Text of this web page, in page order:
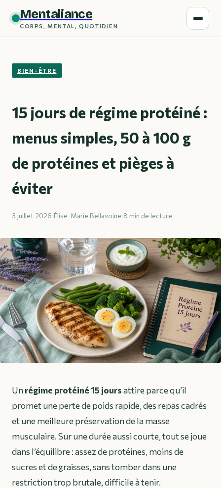
Mentaliance
CORPS, MENTAL, QUOTIDIEN
BIEN-ÊTRE
15 jours de régime protéiné :
menus simples, 50 à 100 g
de protéines et pièges à
éviter
3 juillet 2026·Élise-Marie Bellavoine·8 min de lecture
Unrégime protéiné 15 joursattire parce qu’il
promet une perte de poids rapide, des repas cadrés
et une meilleure préservation de la masse
musculaire. Sur une durée aussi courte, tout se joue
dans l’équilibre : assez de protéines, moins de
sucres et de graisses, sans tomber dans une
restriction trop brutale, difficile à tenir.